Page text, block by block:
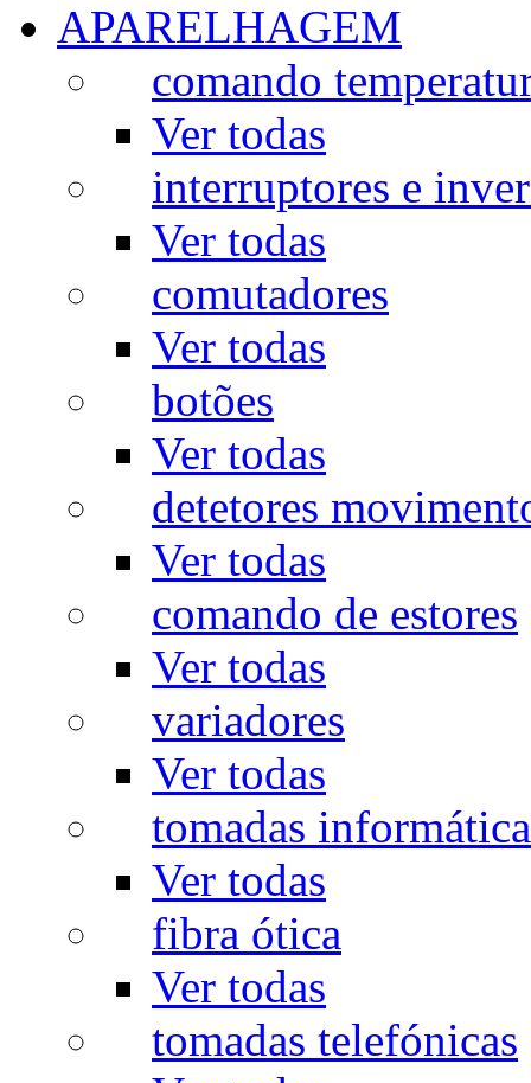
APARELHAGEM
comando
Ver todas
interruptores e
Ver todas
comutadores
Ver todas
botões
Ver todas
detetores
Ver todas
comando de estores
Ver todas
variadores
Ver todas
tomadas
Ver todas
fibra ótica
Ver todas
tomadas telefónicas